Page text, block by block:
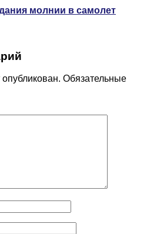
молнии в самолет
Обязательные